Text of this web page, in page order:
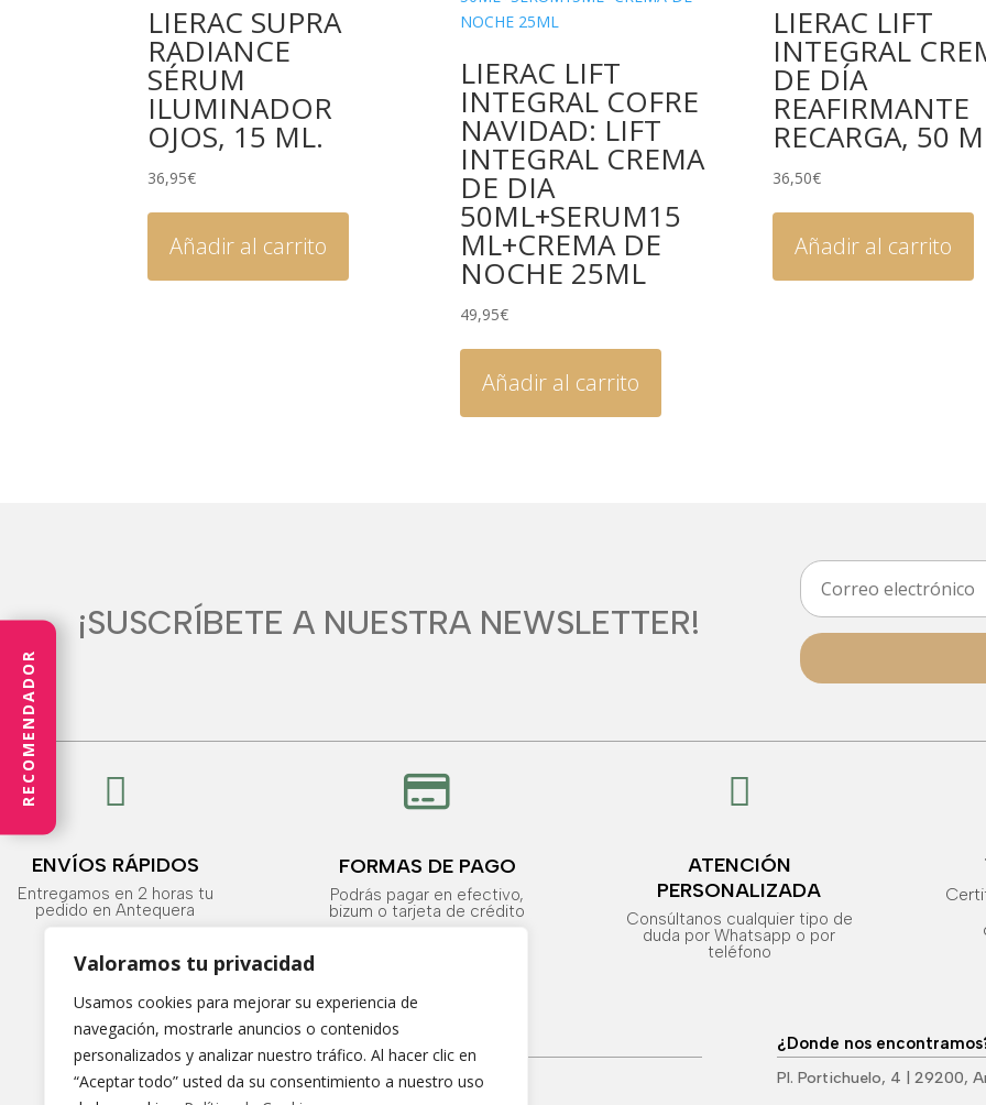
Valoramos tu privacidad
Usamos cookies para mejorar su experiencia de
navegación, mostrarle anuncios o contenidos
personalizados y analizar nuestro tráfico. Al hacer clic en
“Aceptar todo” usted da su consentimiento a nuestro uso
LIERAC SUPRA
RADIANCE
SÉRUM
ILUMINADOR
OJOS, 15 ML.
36,95€
Añadir al carrito
LIERAC LIFT
INTEGRAL COFRE
NAVIDAD: LIFT
INTEGRAL CREMA
DE DIA
50ML+SERUM15
ML+CREMA DE
NOCHE 25ML
49,95€
Añadir al carrito
LIERAC LIFT
INTEGRAL
DE DÍA
REAFIRMANTE
RECARGA, 50
36,50€
Añadir al carrito
¡SUSCRÍBETE A NUESTRA NEWSLETTER!

ENVÍOS RÁPIDOS
Entregamos en 2 horas tu
pedido en Antequera

FORMAS DE PAGO
Podrás pagar en efectivo,
bizum o tarjeta de crédito

ATENCIÓN
PERSONALIZADA
Consúltanos cualquier tipo de
duda por Whatsapp o por
teléfono
Información Legal
Aviso Legal
¿Donde nos
Pl. Portichuelo, 4 | 29200,
RECOMENDADOR